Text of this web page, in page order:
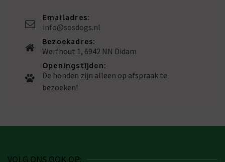
Emailadres:
info@sosdogs.nl
Bezoekadres:
Werfhout 1, 6942 NN Didam
Openingstijden:
De honden zijn alleen op afspraak te
bezoeken!
VOLG ONS OOK OP: